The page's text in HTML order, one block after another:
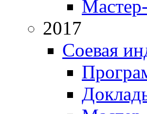
2017
Соевая